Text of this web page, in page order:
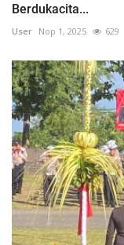
Berdukacita...
User Nop 1, 2025 629